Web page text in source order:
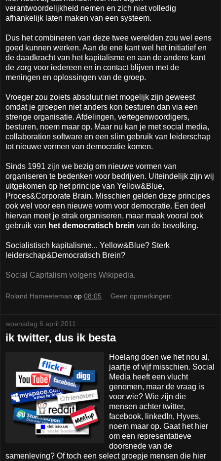
verantwoordelijkheid nemen en zich niet volledig
afhankelijk laten maken van een systeem.
Dus het combineren van deze twee werelden zou wel eens
goed kunnen werken. Aan de ene kant wel het initiatief en
de daadkracht van het kapitalisme en aan de andere kant
de zorg voor iedereen en in contact blijven met de
meningen en oplossingen van de groep.
Vroeger zou zoiets absoluut niet mogelijk zijn geweest
omdat je groepen niet anders kon besturen dan via een
strenge organisatie. Afdelingen, vertegenwoordigers,
besturen, noem maar op. Maar nu kan je met social media,
collaboration software en een slim gebruik van leiderschap
tot nieuwe vormen van democratie komen.
Sinds 1991 zijn we bezig om nieuwe vormen van
organiseren te bedenken voor bedrijven. Uiteindelijk zijn wij
uitgekomen op het principe van Yellow&Blue,
Proces&Corporate Brain. Misschien gelden deze principes
ook wel voor een nieuwe vorm voor democratie. Een deel
hiervan moet je strak organiseren, maar maak vooral ook
gebruik van het democratisch brein van de bevolking.
Socialistisch kapitalisme... Yellow&Blue? Sterk
leiderschap&Democratisch Brein?
Social Capitalism volgens Wikipedia.
Roland Hameeteman op 08:05 Geen opmerkingen:
woensdag 6 april 2011
ik twitter, dus ik besta
Hoelang doen we het nou al,
jaartje of vijf misschien. Social
Media heeft een vlucht
genomen, maar de vraag is
voor wie? Wie zijn die
mensen achter twitter,
facebook, linkedIn, Hyves,
noem maar op. Gaat het hier
om een representatieve
doorsnede van de
samenleving? Of toch een select groepje mensen die hier